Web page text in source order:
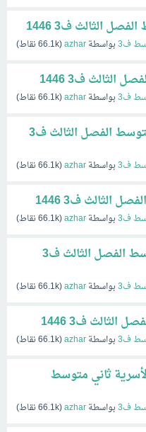
الثالث ف3 1446
ف3 بواسطةazhar
(
66.1kنقاط)
ف3 1446
ف3 بواسطةazhar
(
66.1kنقاط)
توزيع منهج التربية الفنية ثاني متوسط الفصل الثالث ف3
ف3 بواسطةazhar
(
66.1kنقاط)
الثالث ف3 1446
ف3 بواسطةazhar
(
66.1kنقاط)
توزيع منهج الرياضيات ثاني متوسط الفصل الثالث ف3
ف3 بواسطةazhar
(
66.1kنقاط)
ف3 1446
ف3 بواسطةazhar
(
66.1kنقاط)
ثاني متوسط
ف3 بواسطةazhar
(
66.1kنقاط)